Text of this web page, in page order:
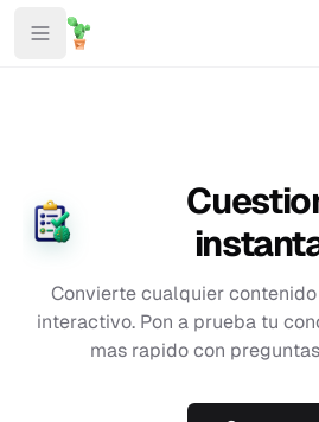
Convierte cualquier
interactivo. Pon a prueba tu
mas rapido con